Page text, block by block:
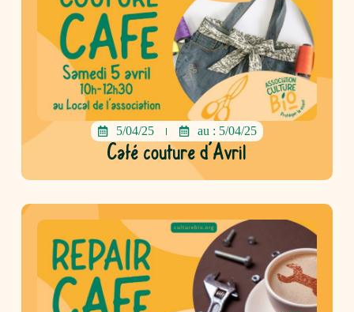
5/04/25 au : 5/04/25
Café couture d’Avril